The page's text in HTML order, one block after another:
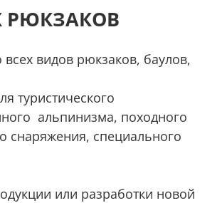
РЮКЗАКОВ
всех видов рюкзаков, баулов,
туристического
альпинизма, походного
снаряжения, специального
или разработки новой